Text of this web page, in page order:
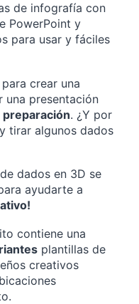
de infografía con
PowerPoint y
para usar y fáciles
crear una
una presentación
preparación. ¿Y por
tirar algunos dados
dados en 3D se
ayudarte a
contiene una
plantillas de
creativos